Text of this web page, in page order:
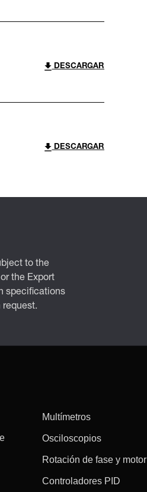
DESCARGAR
DESCARGAR
to the
the Export
specifications
Multímetros
Osciloscopios
Rotación de fase y motor
Controladores PID